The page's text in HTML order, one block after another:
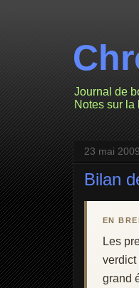
Journal de
Notes sur
23 mai 2009
Bilan
EN
Les
verdict
grand